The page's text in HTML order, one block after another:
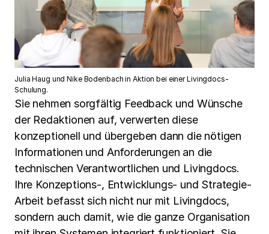
Julia Haug und Nike Bodenbach in Aktion bei einer Livingdocs-
Schulung.
Sie nehmen sorgfältig Feedback und Wünsche
der Redaktionen auf, verwerten diese
konzeptionell und übergeben dann die nötigen
Informationen und Anforderungen an die
technischen Verantwortlichen und Livingdocs.
Ihre Konzeptions-, Entwicklungs- und Strategie-
Arbeit befasst sich nicht nur mit Livingdocs,
sondern auch damit, wie die ganze Organisation